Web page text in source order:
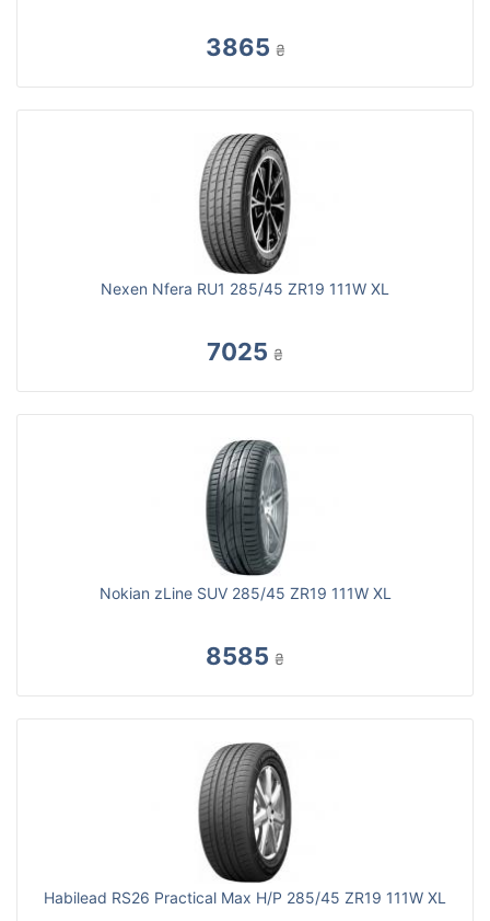
3865 ₴
Nexen Nfera RU1 285/45 ZR19 111W XL
7025 ₴
Nokian zLine SUV 285/45 ZR19 111W XL
8585 ₴
Habilead RS26 Practical Max H/P 285/45 ZR19 111W XL